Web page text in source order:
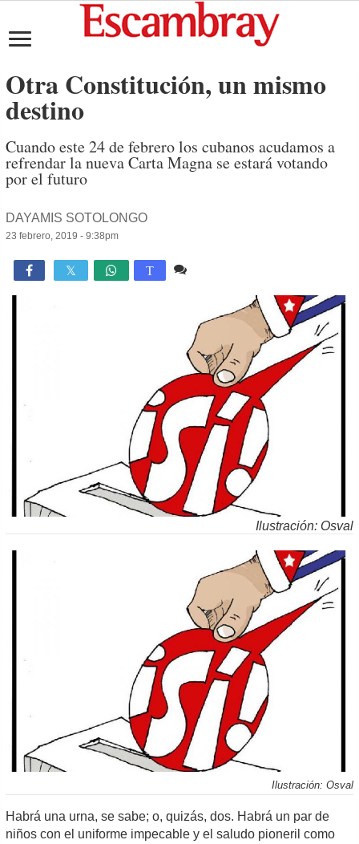
Otra Constitución, un mismo
destino
Cuando este 24 de febrero los cubanos acudamos a
refrendar la nueva Carta Magna se estará votando
por el futuro
DAYAMIS SOTOLONGO
23 febrero, 2019 - 9:38pm
 T
Ilustración: Osval
Ilustración: Osval
Habrá una urna, se sabe; o, quizás, dos. Habrá un par de
niños con el uniforme impecable y el saludo pioneril como